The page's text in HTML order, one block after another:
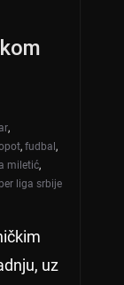
,
, fudbal ,
miletić,
liga srbije
uz